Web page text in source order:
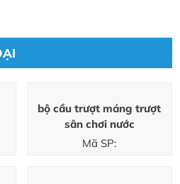
bộ cầu trượt máng trượt
sân chơi nước
Mã SP: